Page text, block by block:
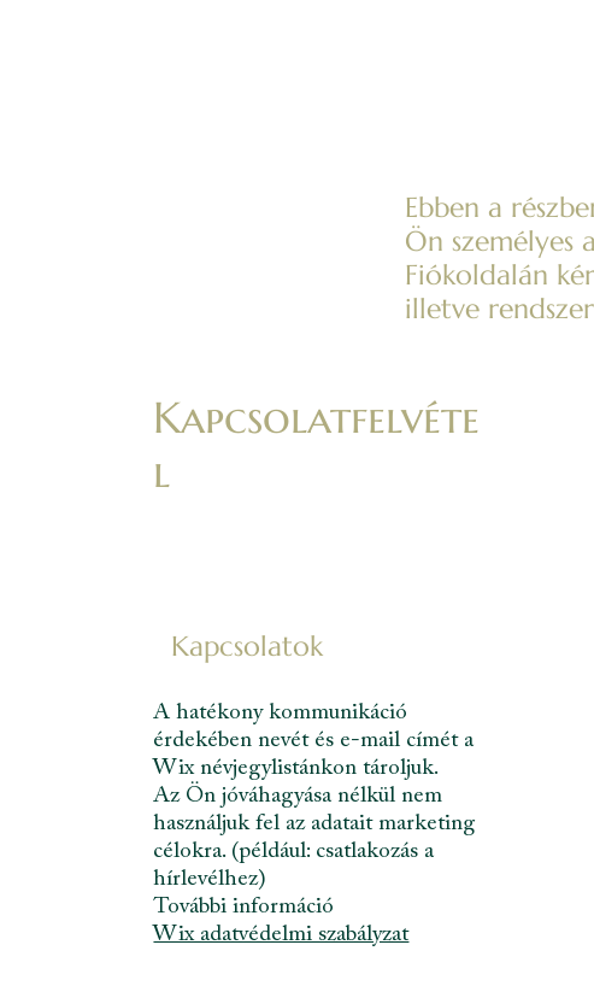
Kapcsolatok
A hatékony kommunikáció
érdekében nevét és e-mail címét a
Wix névjegylistánkon tároljuk.
Az Ön jóváhagyása nélkül nem
használjuk fel az adatait marketing
célokra. (például: csatlakozás a
hírlevélhez)
További információ
Wix adatvédelmi szabályzat
Kapcsolatfelvéte
l
Ebben a
Ön személyes
Fiókoldalán
illetve